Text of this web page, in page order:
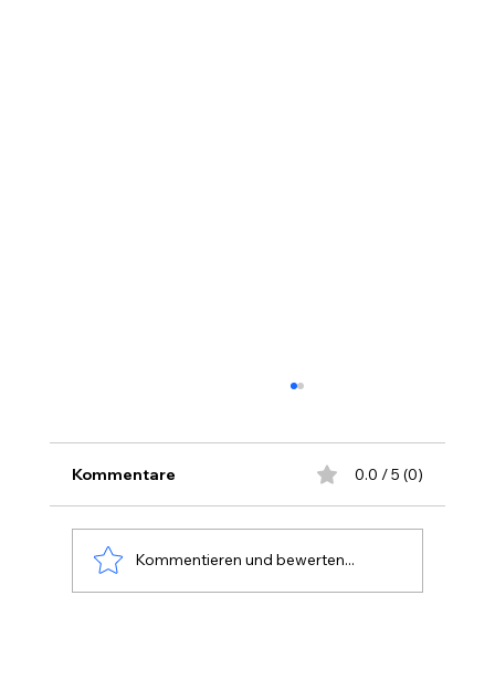
Kommentare 0.0 / 5 (0)
Kommentieren und bewerten...